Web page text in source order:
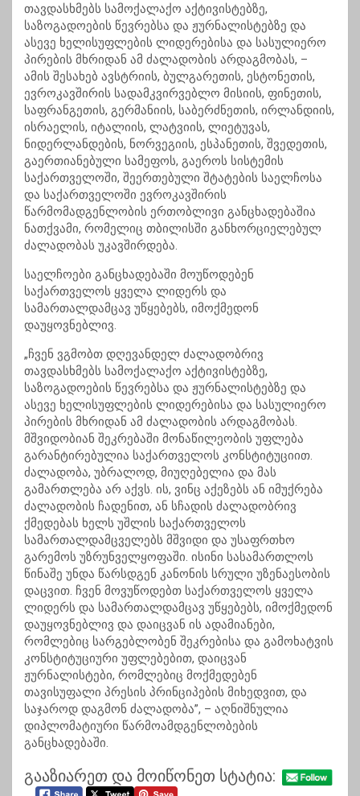
თავდასხმებს სამოქალაქო აქტივისტებზე,
საზოგადოების წევრებსა და ჟურნალისტებზე და
ასევე ხელისუფლების ლიდერებისა და სასულიერო
პირების მხრიდან ამ ძალადობის არდაგმობას, –
ამის შესახებ ავსტრიის, ბულგარეთის, ესტონეთის,
ევროკავშირის სადამკვირვებლო მისიის, ფინეთის,
საფრანგეთის, გერმანიის, საბერძნეთის, ირლანდიის,
ისრაელის, იტალიის, ლატვიის, ლიეტუვას,
ნიდერლანდების, ნორვეგიის, ესპანეთის, შვედეთის,
გაერთიანებული სამეფოს, გაეროს სისტემის
საქართველოში, შეერთებული შტატების საელჩოსა
და საქართველოში ევროკავშირის
წარმომადგენლობის ერთობლივი განცხადებაშია
ნათქვამი, რომელიც თბილისში განხორციელებულ
ძალადობას უკავშირდება.
საელჩოები განცხადებაში მოუწოდებენ
საქართველოს ყველა ლიდერს და
სამართალდამცავ უწყებებს, იმოქმედონ
დაუყოვნებლივ.
„ჩვენ ვგმობთ დღევანდელ ძალადობრივ
თავდასხმებს სამოქალაქო აქტივისტებზე,
საზოგადოების წევრებსა და ჟურნალისტებზე და
ასევე ხელისუფლების ლიდერებისა და სასულიერო
პირების მხრიდან ამ ძალადობის არდაგმობას.
მშვიდობიან შეკრებაში მონაწილეობის უფლება
გარანტირებულია საქართველოს კონსტიტუციით.
ძალადობა, უბრალოდ, მიუღებელია და მას
გამართლება არ აქვს. ის, ვინც აქეზებს ან იმუქრება
ძალადობის ჩადენით, ან სჩადის ძალადობრივ
ქმედებას ხელს უშლის საქართველოს
სამართალდამცველებს მშვიდი და უსაფრთხო
გარემოს უზრუნველყოფაში. ისინი სასამართლოს
წინაშე უნდა წარსდგენ კანონის სრული უზენაესობის
დაცვით. ჩვენ მოვუწოდებთ საქართველოს ყველა
ლიდერს და სამართალდამცავ უწყებებს, იმოქმედონ
დაუყოვნებლივ და დაიცვან ის ადამიანები,
რომლებიც სარგებლობენ შეკრებისა და გამოხატვის
კონსტიტუციური უფლებებით, დაიცვან
ჟურნალისტები, რომლებიც მოქმედებენ
თავისუფალი პრესის პრინციპების მიხედვით, და
საჯაროდ დაგმონ ძალადობა”, – აღნიშნულია
დიპლომატიური წარმოამდგენლობების
განცხადებაში.
გააზიარეთ და მოიწონეთ სტატია: